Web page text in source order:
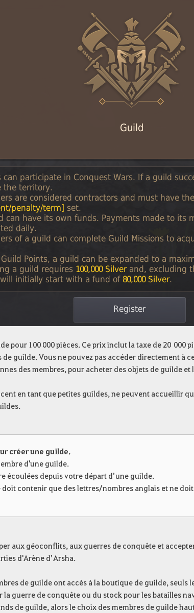
pour 100 000 pièces. Ce prix inclut la taxe de 20 000
guilde. Vous ne pouvez pas accéder directement à
des membres, pour acheter des objets de guilde et
en tant que petites guildes, ne peuvent accueillir
créer une guilde.
d'une guilde.
écoulées depuis votre départ d’une guilde.
contenir que des lettres/nombres anglais et ne
aux géoconflits, aux guerres de conquête et
d'Arène d’Arsha.
de guilde ont accès à la boutique de guilde, seuls
guerre de conquête ou du stock pour les batailles
de guilde, alors le choix des membres de guilde